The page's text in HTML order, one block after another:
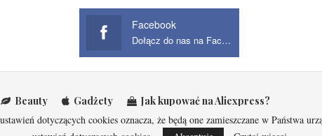
Facebook
Dołącz do nas na Facebook
Beauty Gadżety Jak kupować na Aliexpress?
dotyczących cookies oznacza, że będą one zamieszczane w Państwa